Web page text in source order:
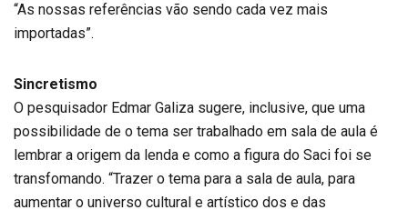
“As nossas referências vão sendo cada vez mais
importadas”.
Sincretismo
O pesquisador Edmar Galiza sugere, inclusive, que uma
possibilidade de o tema ser trabalhado em sala de aula é
lembrar a origem da lenda e como a figura do Saci foi se
transfomando. “Trazer o tema para a sala de aula, para
aumentar o universo cultural e artístico dos e das